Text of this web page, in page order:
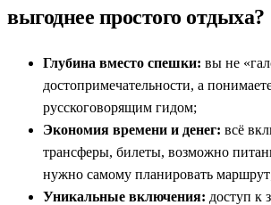
выгоднее простого отдыха?
Глубина вместо спешки: вы не
достопримечательности, а
русскоговорящим гидом;
Экономия времени и денег: всё
трансферы, билеты, возможно
нужно самому планировать
Уникальные включения: доступ к